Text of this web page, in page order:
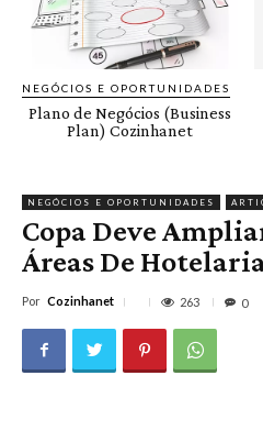
NEGÓCIOS E OPORTUNIDADES
Plano de Negócios (Business
Plan) Cozinhanet